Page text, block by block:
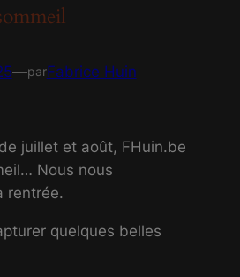
—parFabrice Huin
juillet et août, FHuin.be
Nous nous
rentrée.
quelques belles